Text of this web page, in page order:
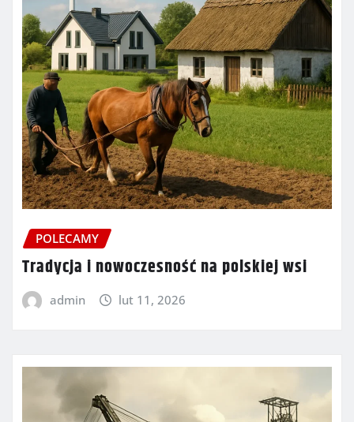
POLECAMY
Tradycja i nowoczesność na polskiej wsi
admin lut 11, 2026